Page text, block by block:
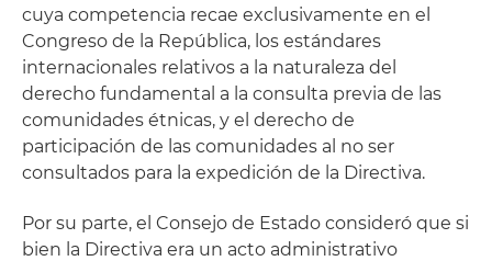
cuya competencia recae exclusivamente en el
Congreso de la República, los estándares
internacionales relativos a la naturaleza del
derecho fundamental a la consulta previa de las
comunidades étnicas, y el derecho de
participación de las comunidades al no ser
consultados para la expedición de la Directiva.
Por su parte, el Consejo de Estado consideró que si
bien la Directiva era un acto administrativo